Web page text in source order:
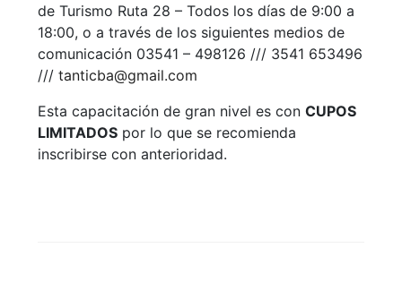
de Turismo Ruta 28 – Todos los días de 9:00 a
18:00, o a través de los siguientes medios de
comunicación 03541 – 498126 /// 3541 653496
/// tanticba@gmail.com
Esta capacitación de gran nivel es con CUPOS
LIMITADOSpor lo que se recomienda
inscribirse con anterioridad.